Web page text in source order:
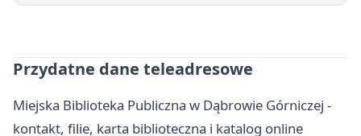
Przydatne dane teleadresowe
Miejska Biblioteka Publiczna w Dąbrowie Górniczej -
kontakt, filie, karta biblioteczna i katalog online